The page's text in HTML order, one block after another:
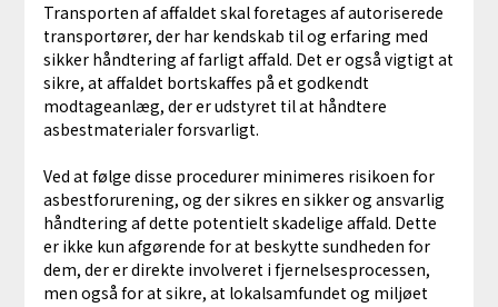
Transporten af affaldet skal foretages af autoriserede
transportører, der har kendskab til og erfaring med
sikker håndtering af farligt affald. Det er også vigtigt at
sikre, at affaldet bortskaffes på et godkendt
modtageanlæg, der er udstyret til at håndtere
asbestmaterialer forsvarligt.
Ved at følge disse procedurer minimeres risikoen for
asbestforurening, og der sikres en sikker og ansvarlig
håndtering af dette potentielt skadelige affald. Dette
er ikke kun afgørende for at beskytte sundheden for
dem, der er direkte involveret i fjernelsesprocessen,
men også for at sikre, at lokalsamfundet og miljøet